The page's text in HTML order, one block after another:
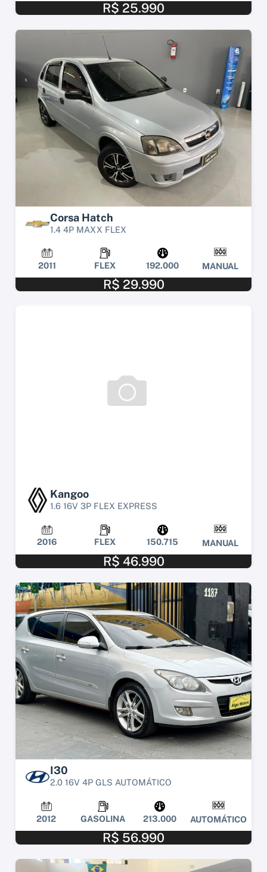
R$ 25.990
Corsa Hatch
1.4 4P MAXX FLEX
2011 FLEX 192.000 MANUAL
R$ 29.990
Kangoo
1.6 16V 3P FLEX EXPRESS
2016 FLEX 150.715 MANUAL
R$ 46.990
I30
2.0 16V 4P GLS AUTOMÁTICO
2012 GASOLINA 213.000 AUTOMÁTICO
R$ 56.990